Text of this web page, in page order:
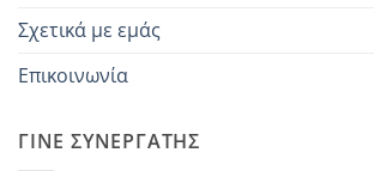
Σχετικά με εμάς
Επικοινωνία
ΓΊΝΕ ΣΥΝΕΡΓΆΤΗΣ